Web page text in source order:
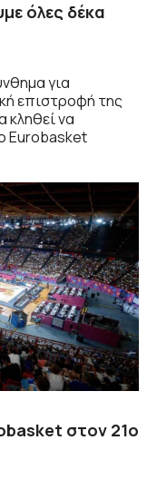
όλες δέκα
για
επιστροφή της
κληθεί να
Eurobasket
στον 21ο